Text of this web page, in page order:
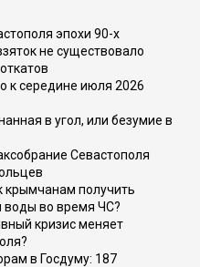
эпохи 90-х
не существовало
к середине июля 2026
в угол, или безумие в
Севастополя
крымчанам получить
воды во время ЧС?
кризис меняет
в Госдуму: 187